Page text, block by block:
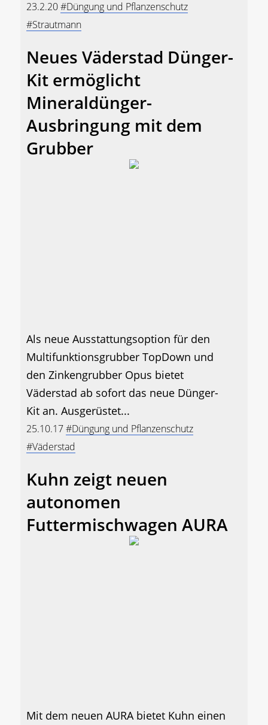
23.2.20#Düngung und Pflanzenschutz
#Strautmann
Neues Väderstad Dünger-
Kit ermöglicht
Mineraldünger-
Ausbringung mit dem
Grubber
Als neue Ausstattungsoption für den
Multifunktionsgrubber TopDown und
den Zinkengrubber Opus bietet
Väderstad ab sofort das neue Dünger-
Kit an. Ausgerüstet...
25.10.17#Düngung und Pflanzenschutz
#Väderstad
Kuhn zeigt neuen
autonomen
Futtermischwagen AURA
Mit dem neuen AURA bietet Kuhn einen